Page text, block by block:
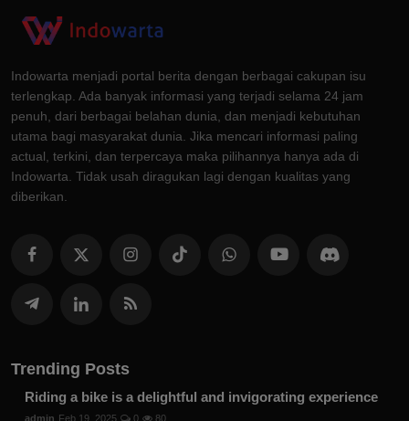
Indowarta menjadi portal berita dengan berbagai cakupan isu
terlengkap. Ada banyak informasi yang terjadi selama 24 jam
penuh, dari berbagai belahan dunia, dan menjadi kebutuhan
utama bagi masyarakat dunia. Jika mencari informasi paling
actual, terkini, dan terpercaya maka pilihannya hanya ada di
Indowarta. Tidak usah diragukan lagi dengan kualitas yang
diberikan.
Trending Posts
Riding a bike is a delightful and invigorating experience
admin Feb 19, 2025 0 80